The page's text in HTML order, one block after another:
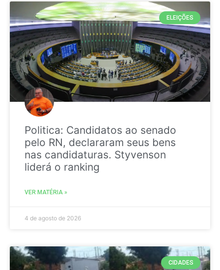
ELEIÇÕES
Politica: Candidatos ao senado
pelo RN, declararam seus bens
nas candidaturas. Styvenson
liderá o ranking
VER MATÉRIA »
4 de agosto de 2026
CIDADES